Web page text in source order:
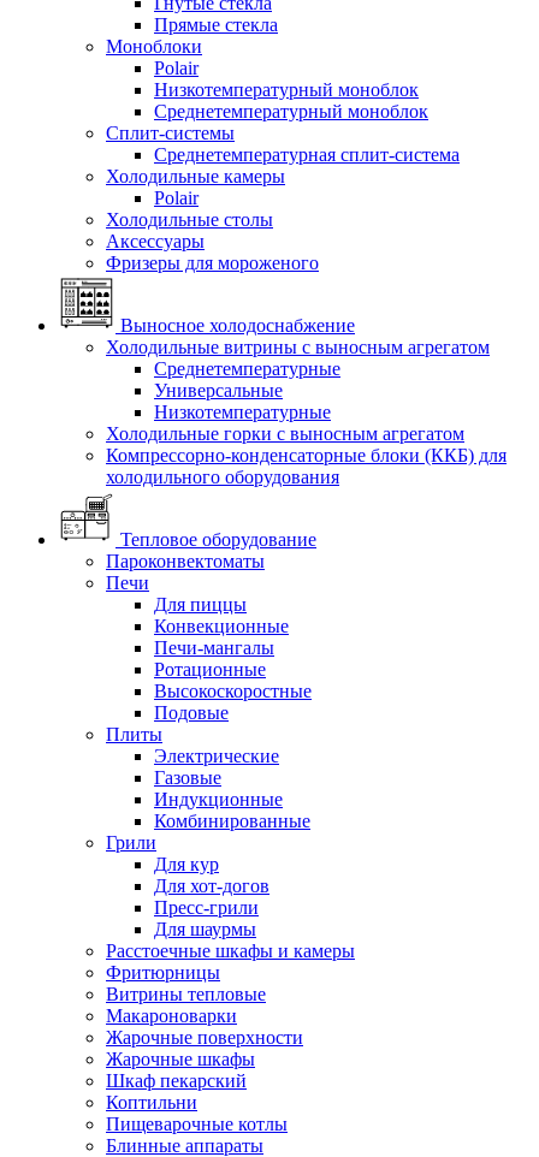
Прямые стекла
Моноблоки
Polair
Низкотемпературный моноблок
Среднетемпературный моноблок
Сплит-системы
Среднетемпературная сплит-система
Холодильные камеры
Polair
Холодильные столы
Аксессуары
Фризеры для мороженого
Выносное холодоснабжение
Холодильные витрины с выносным агрегатом
Среднетемпературные
Универсальные
Низкотемпературные
Холодильные горки с выносным агрегатом
Компрессорно-конденсаторные блоки (ККБ) для
холодильного оборудования
Тепловое оборудование
Пароконвектоматы
Печи
Для пиццы
Конвекционные
Печи-мангалы
Ротационные
Высокоскоростные
Подовые
Плиты
Электрические
Газовые
Индукционные
Комбинированные
Грили
Для кур
Для хот-догов
Пресс-грили
Для шаурмы
Расстоечные шкафы и камеры
Фритюрницы
Витрины тепловые
Макароноварки
Жарочные поверхности
Жарочные шкафы
Шкаф пекарский
Коптильни
Пищеварочные котлы
Блинные аппараты